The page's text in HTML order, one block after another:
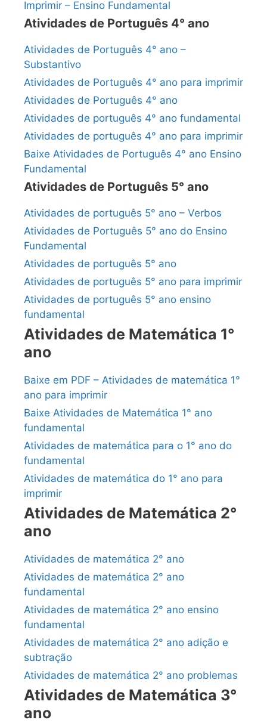
Imprimir – Ensino Fundamental
Atividades de Português 4° ano
Atividades de Português 4° ano –
Substantivo
Atividades de Português 4° ano para imprimir
Atividades de Português 4° ano
Atividades de português 4° ano fundamental
Atividades de português 4° ano para imprimir
Baixe Atividades de Português 4° ano Ensino
Fundamental
Atividades de Português 5° ano
Atividades de português 5° ano – Verbos
Atividades de Português 5° ano do Ensino
Fundamental
Atividades de português 5° ano
Atividades de português 5° ano para imprimir
Atividades de português 5° ano ensino
fundamental
Atividades de Matemática 1°
ano
Baixe em PDF – Atividades de matemática 1°
ano para imprimir
Baixe Atividades de Matemática 1° ano
fundamental
Atividades de matemática para o 1° ano do
fundamental
Atividades de matemática do 1° ano para
imprimir
Atividades de Matemática 2°
ano
Atividades de matemática 2° ano
Atividades de matemática 2° ano
fundamental
Atividades de matemática 2° ano ensino
fundamental
Atividades de matemática 2° ano adição e
subtração
Atividades de matemática 2° ano problemas
Atividades de Matemática 3°
ano